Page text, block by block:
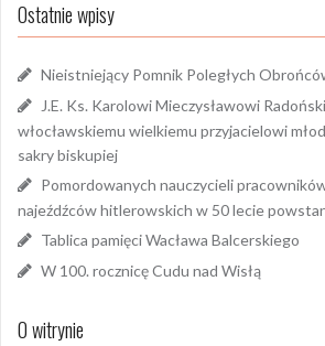
Ostatnie wpisy
Nieistniejący Pomnik Poległych
J.E. Ks. Karolowi Mieczysławowi
włocławskiemu wielkiemu przyjacielowi
sakry biskupiej
Pomordowanych nauczycieli
najeźdźców hitlerowskich w 50 lecie
Tablica pamięci Wacława Balcerskiego
W 100. rocznicę Cudu nad Wisłą
O witrynie